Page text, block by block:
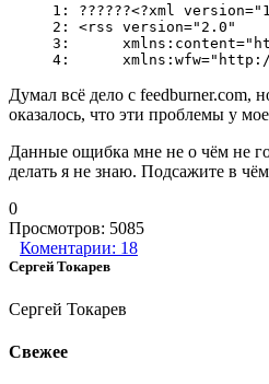
1: ??????<?xml
2: <rss version="2.0"
3:
4: 	xmlns:wfw="http://
Думал всё дело с feedburner.com,
оказалось, что эти проблемы у
Данные ощибка мне не о чём не
делать я не знаю. Подсажите в
0
Просмотров: 5085
Коментарии: 18
Сергей Токарев
Сергей Токарев
Свежее